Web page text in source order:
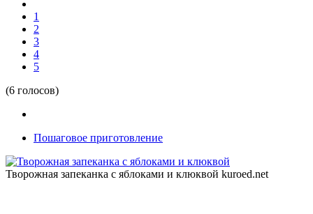
1
2
3
4
5
(6 голосов)
Пошаговое приготовление
Творожная запеканка с яблоками и клюквой kuroed.net